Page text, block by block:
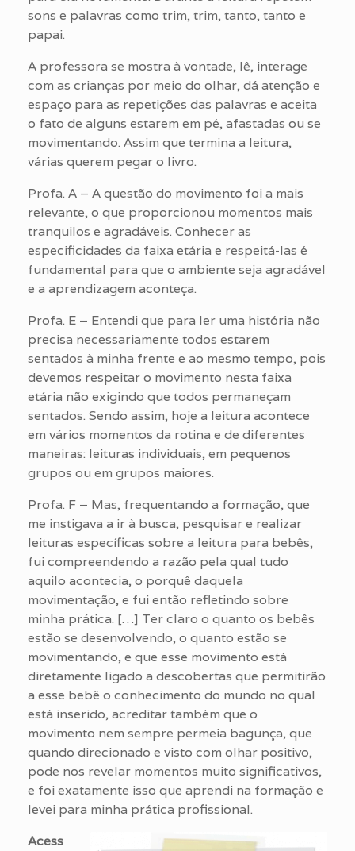
sons e palavras como trim, trim, tanto, tanto e
papai.
A professora se mostra à vontade, lê, interage
com as crianças por meio do olhar, dá atenção e
espaço para as repetições das palavras e aceita
o fato de alguns estarem em pé, afastadas ou se
movimentando. Assim que termina a leitura,
várias querem pegar o livro.
Profa. A – A questão do movimento foi a mais
relevante, o que proporcionou momentos mais
tranquilos e agradáveis. Conhecer as
especificidades da faixa etária e respeitá-las é
fundamental para que o ambiente seja agradável
e a aprendizagem aconteça.
Profa. E – Entendi que para ler uma história não
precisa necessariamente todos estarem
sentados à minha frente e ao mesmo tempo, pois
devemos respeitar o movimento nesta faixa
etária não exigindo que todos permaneçam
sentados. Sendo assim, hoje a leitura acontece
em vários momentos da rotina e de diferentes
maneiras: leituras individuais, em pequenos
grupos ou em grupos maiores.
Profa. F – Mas, frequentando a formação, que
me instigava a ir à busca, pesquisar e realizar
leituras específicas sobre a leitura para bebês,
fui compreendendo a razão pela qual tudo
aquilo acontecia, o porquê daquela
movimentação, e fui então refletindo sobre
minha prática. […] Ter claro o quanto os bebês
estão se desenvolvendo, o quanto estão se
movimentando, e que esse movimento está
diretamente ligado a descobertas que permitirão
a esse bebê o conhecimento do mundo no qual
está inserido, acreditar também que o
movimento nem sempre permeia bagunça, que
quando direcionado e visto com olhar positivo,
pode nos revelar momentos muito significativos,
e foi exatamente isso que aprendi na formação e
levei para minha prática profissional.
Acess